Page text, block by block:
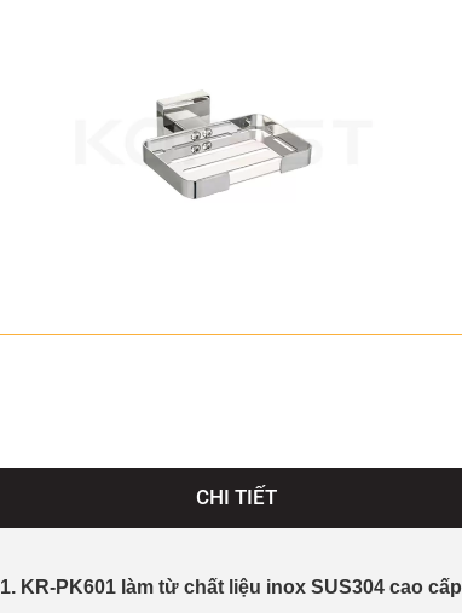
CHI TIẾT
1. KR-PK601 làm từ chất liệu inox SUS304 cao cấp